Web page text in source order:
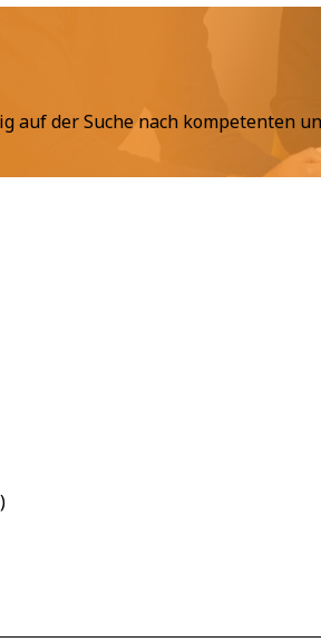
auf der Suche nach kompetenten